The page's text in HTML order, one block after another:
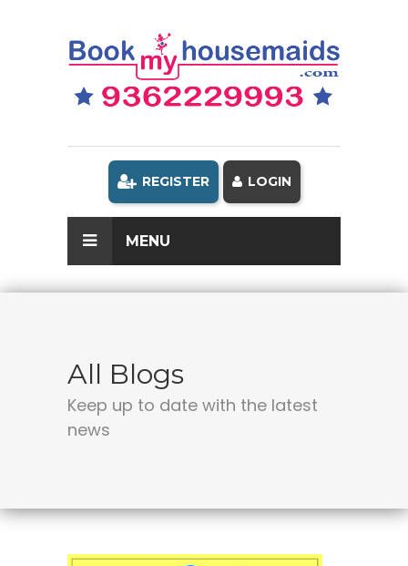
REGISTER LOGIN
MENU
All Blogs
Keep up to date with the latest
news